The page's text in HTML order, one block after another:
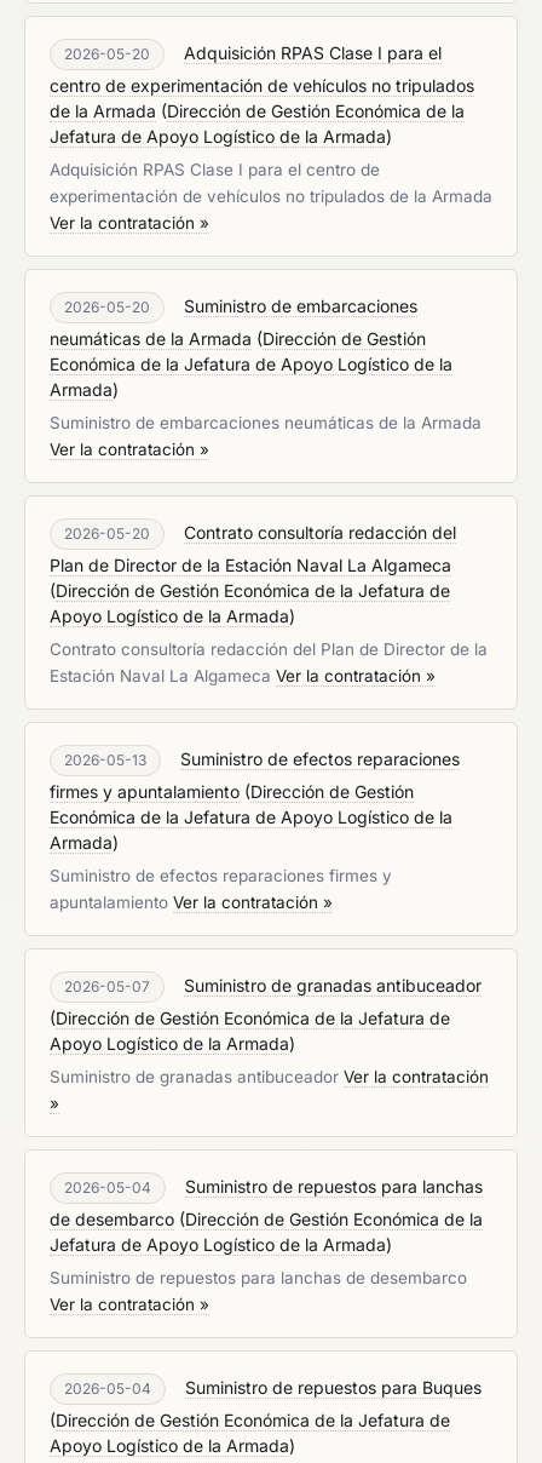
2026-05-20
Adquisición RPAS Clase I para el
centro de experimentación de vehículos no tripulados
de la Armada (Dirección de Gestión Económica de la
Jefatura de Apoyo Logístico de la Armada)
Adquisición RPAS Clase I para el centro de
experimentación de vehículos no tripulados de la Armada
Ver la contratación »
2026-05-20
Suministro de embarcaciones
neumáticas de la Armada (Dirección de Gestión
Económica de la Jefatura de Apoyo Logístico de la
Armada)
Suministro de embarcaciones neumáticas de la Armada
Ver la contratación »
2026-05-20
Contrato consultoría redacción del
Plan de Director de la Estación Naval La Algameca
(Dirección de Gestión Económica de la Jefatura de
Apoyo Logístico de la Armada)
Contrato consultoría redacción del Plan de Director de la
Estación Naval La Algameca Ver la contratación »
2026-05-13
Suministro de efectos reparaciones
firmes y apuntalamiento (Dirección de Gestión
Económica de la Jefatura de Apoyo Logístico de la
Armada)
Suministro de efectos reparaciones firmes y
apuntalamiento Ver la contratación »
2026-05-07
Suministro de granadas antibuceador
(Dirección de Gestión Económica de la Jefatura de
Apoyo Logístico de la Armada)
Suministro de granadas antibuceador Ver la contratación
»
2026-05-04
Suministro de repuestos para lanchas
de desembarco (Dirección de Gestión Económica de la
Jefatura de Apoyo Logístico de la Armada)
Suministro de repuestos para lanchas de desembarco
Ver la contratación »
2026-05-04
Suministro de repuestos para Buques
(Dirección de Gestión Económica de la Jefatura de
Apoyo Logístico de la Armada)